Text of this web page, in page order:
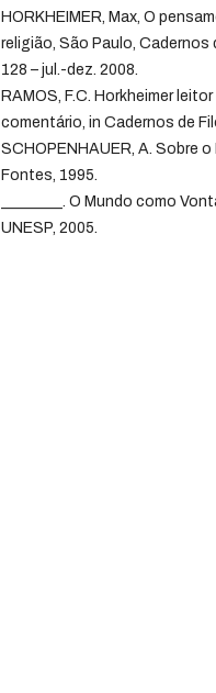
HORKHEIMER, Max, O
religião, São Paulo, Cadernos
128 – jul.-dez. 2008.
RAMOS, F.C. Horkheimer
comentário, in Cadernos de
SCHOPENHAUER, A. Sobre
Fontes, 1995.
________. O Mundo como
UNESP, 2005.